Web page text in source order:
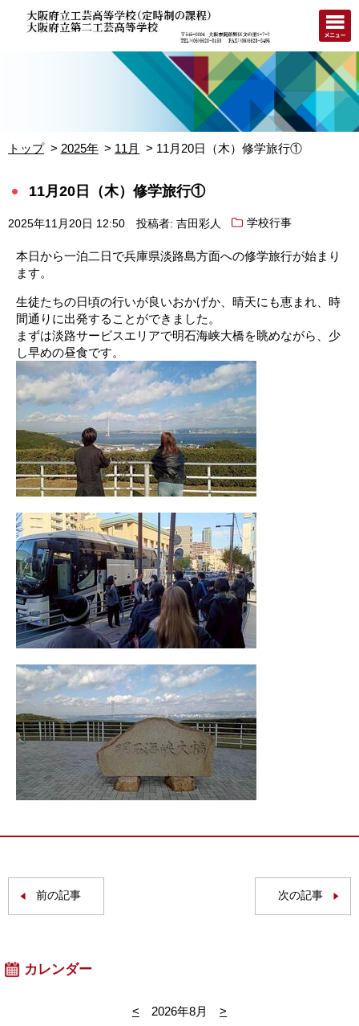
トップ 2025年 11月 11月20日（木）修学旅行①
11月20日（木）修学旅行①
2025年11月20日 12:50 投稿者: 吉田彩人 学校行事
本日から一泊二日で兵庫県淡路島方面への修学旅行が始まり
ます。
生徒たちの日頃の行いが良いおかげか、晴天にも恵まれ、 時
間通りに出発することができました。
まずは淡路サービスエリアで明石海峡大橋を眺めながら、 少
し早めの昼食です。
前の記事 次の記事
カレンダー
< 2026年8月
>